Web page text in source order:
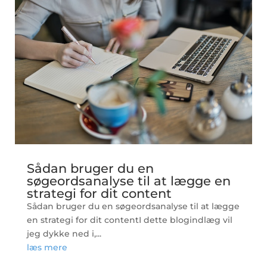
Sådan bruger du en
søgeordsanalyse til at lægge en
strategi for dit content
Sådan bruger du en søgeordsanalyse til at lægge
en strategi for dit contentI dette blogindlæg vil
jeg dykke ned i,...
læs mere